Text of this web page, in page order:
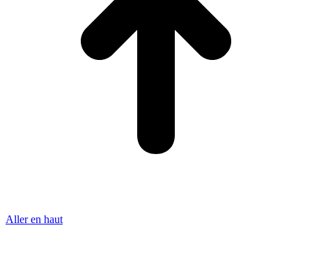
Aller en haut